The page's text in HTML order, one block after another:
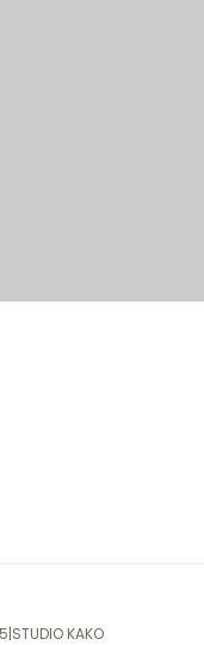
|STUDIO KAKO